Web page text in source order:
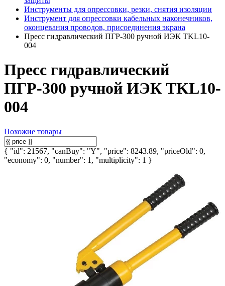
Инструменты для опрессовки, резки, снятия изоляции
Инструмент для опрессовки кабельных наконечников,
оконцевания проводов, присоединения экрана
Пресс гидравлический ПГР-300 ручной ИЭК TKL10-
004
Пресс гидравлический
ПГР-300 ручной ИЭК TKL10-
004
Похожие товары
{ "id": 21567, "canBuy": "Y", "price": 8243.89, "priceOld": 0,
"economy": 0, "number": 1, "multiplicity": 1 }